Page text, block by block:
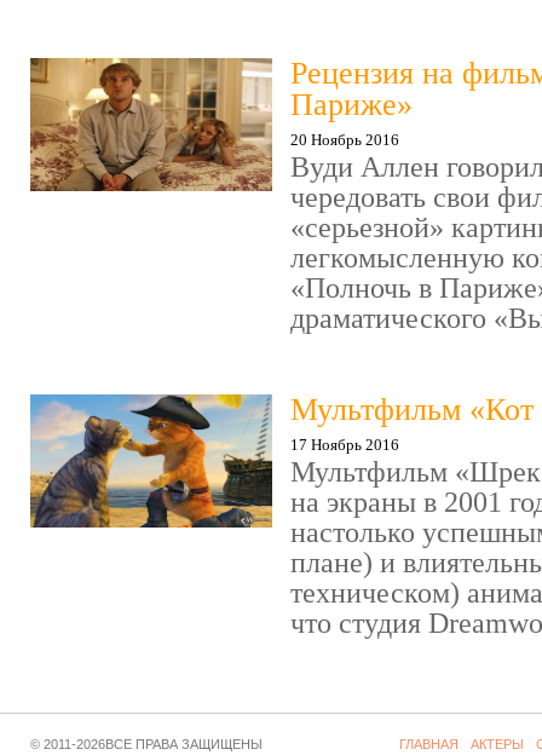
Рецензия на
Париже»
20 Ноябрь 2016
Вуди Аллен
чередовать свои
«серьезной»
легкомысленную
«Полночь в
драматического
Мультфильм «Кот
17 Ноябрь 2016
Мультфильм
на экраны в 2001
настолько
плане) и
техническом)
что студия
© 2011-2026ВСЕ ПРАВА ЗАЩИЩЕНЫ ГЛАВНАЯ АКТЕРЫ